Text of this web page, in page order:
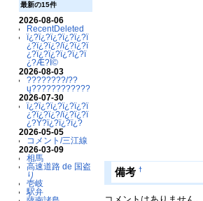
最新の15件
2026-08-06
RecentDeleted
ï¿?ï¿?ï¿?ï¿?ï¿?ï
¿?ï¿?ï¿?/ï¿?ï¿?ï
¿?ï¿?ï¿?ï¿?ï¿?ï
¿?Æ?Ï©
2026-08-03
????????/??
ų????????????
2026-07-30
ï¿?ï¿?ï¿?ï¿?ï¿?ï
¿?ï¿?ï¿?/ï¿?ï¿?ï
¿?Ý?ï¿?ï¿?ï¿?
2026-05-05
コメント/三江線
2026-03-09
相馬
高速道路 de 国盗
り
壱岐
駅弁
備考 †